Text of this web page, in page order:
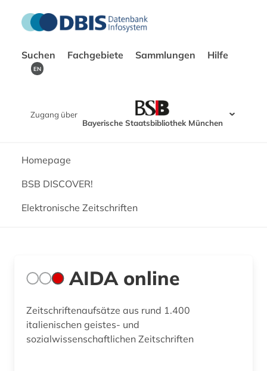
Suchen Fachgebiete Sammlungen Hilfe
EN
Zugang über
Bayerische Staatsbibliothek München
Homepage
BSB DISCOVER!
Elektronische Zeitschriften
AIDA online
Zeitschriftenaufsätze aus rund 1.400
italienischen geistes- und
sozialwissenschaftlichen Zeitschriften